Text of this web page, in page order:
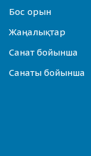
Бос орын
Жаңалықтар
Санат бойынша
Санаты бойынша